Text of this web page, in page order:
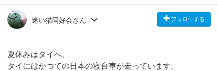
迷い猫同好会さん フォローする
夏休みはタイへ。
タイにはかつての日本の寝台車が走っています。